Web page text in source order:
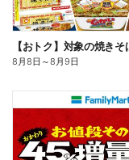
8月8日 ～8月9日